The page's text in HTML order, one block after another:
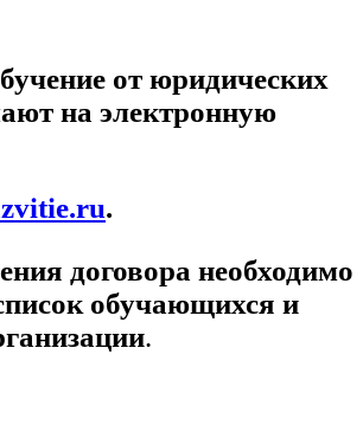
от юридических
на электронную
.
договора необходимо
обучающихся и
.